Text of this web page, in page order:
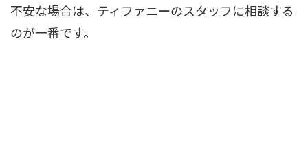
不安な場合は、ティファニーのスタッフに相談する
のが一番です。